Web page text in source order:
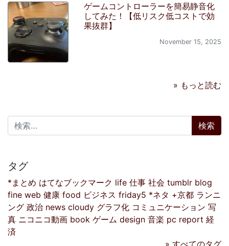
ゲームコントローラーを簡易静音化
してみた！【低リスク低コストで効
果抜群】
November 15, 2025
» もっと読む
検索:
タグ
*まとめ はてなブックマーク life 仕事 社会 tumblr blog
fine web 健康 food ビジネス friday5 *ネタ +京都 ランニ
ング 政治 news cloudy グラフ化 コミュニケーション 写
真 ニコニコ動画 book ゲーム design 音楽 pc report 経
済
» すべてのタグ